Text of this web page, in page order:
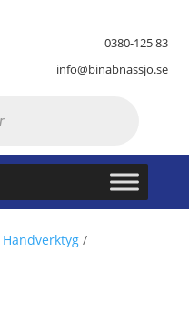
0380-125 83
info@binabnassjo.se
Handverktyg/